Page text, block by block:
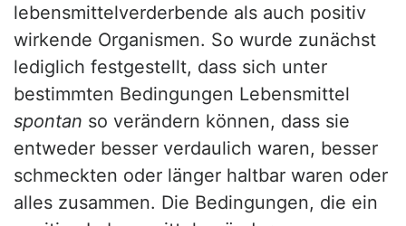
lebensmittelverderbende als auch positiv
wirkende Organismen. So wurde zunächst
lediglich festgestellt, dass sich unter
bestimmten Bedingungen Lebensmittel
spontan so verändern können, dass sie
entweder besser verdaulich waren, besser
schmeckten oder länger haltbar waren oder
alles zusammen. Die Bedingungen, die ein